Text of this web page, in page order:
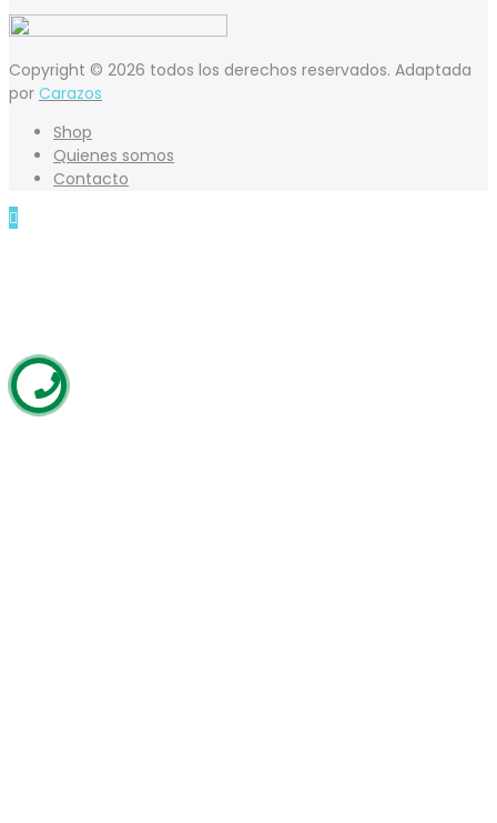
Copyright © 2026 todos los derechos reservados. Adaptada
por Carazos
Shop
Quienes somos
Contacto